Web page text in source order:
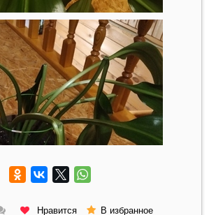
Нравится В избранное